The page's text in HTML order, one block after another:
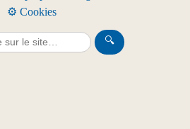
⚙️ Cookies
🔍